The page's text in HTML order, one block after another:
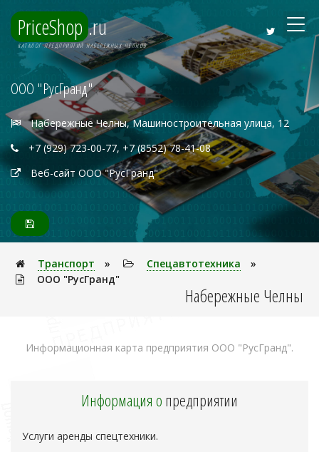
PriceShop .ru
КАТАЛОГ ПРЕДПРИЯТИЙ НАБЕРЕЖНЫХ ЧЕЛНОВ
ООО "РусГранд"
Набережные Челны, Машиностроительная улица, 12
+7 (929) 723-00-77, +7 (8552) 78-41-08
Веб-сайт ООО "РусГранд"
Транспорт » Спецавтотехника
»
ООО "РусГранд"
Набережные Челны
Информационная карта предприятия ООО "РусГранд".
Информация опредприятии
Услуги аренды спецтехники.